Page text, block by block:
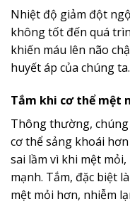
Nhiệt độ giảm đột
không tốt đến quá
khiến máu lên não
huyết áp của chúng ta.
Tắm khi cơ thể mệt
Thông thường,
cơ thể sảng khoái
sai lầm vì khi mệt
mạnh. Tắm, đặc biệt
mệt mỏi hơn, nhiễm